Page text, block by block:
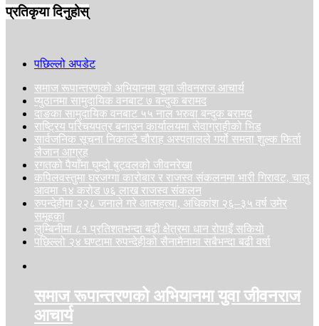
प्रतिकृया दिनुहोस्
पछिल्लो अपडेट
समाज रूपान्तरणको अभियानमा युवा जीवनराज आचार्य
प्युठानमा सामुदायिक वनबाट ७ बन्दुक बरामद
दाङका सामुदायिक वनबाट ५५ नाल भरुवा बन्दुक बरामद
राष्ट्रिय परिचयपत्र बनाउन कार्यालयमा सेवाग्राहीको भिड
सार्वजनिक सूचना निकाल्दै चौराह अस्पतालले गर्यो समता शुल्क फिर्ता
लैजान आग्रह
रगतको पैयाँमा घुम्दो बुटवलको जीवनरेखा
कपिलवस्तुमा घरजग्गा कारोबार र राजस्व संकलनमा भारी गिरावट, चालु
आवमा १४ करोड ७६ लाख राजस्व संकलन
रुपन्देहीमा २२८ जनाले गरे आत्महत्या, अधिकांश २६–३५ वर्ष उमेर
समूहका
लुम्बिनीमा ८१ प्रतिशतभन्दा बढी क्षेत्रमा धान रोपाइँ सकियो
पछिल्लो २४ घण्टामा रुपन्देहीको सैनामैनामा सबैभन्दा बढी वर्षा
समाज रूपान्तरणको अभियानमा युवा जीवनराज
आचार्य